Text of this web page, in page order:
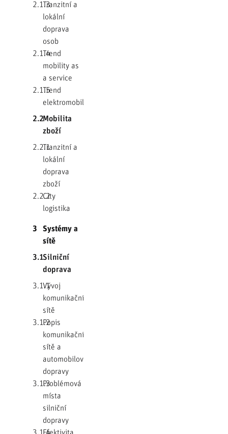
2.1.3Tranzitní a
lokální
doprava
osob
2.1.4Trend
mobility as
a service
2.1.5Trend
elektromobility
2.2Mobilita
zboží
2.2.1Tranzitní a
lokální
doprava
zboží
2.2.2
City
logistika
3
Systémy a
sítě
3.1Silniční
doprava
3.1.1Vývoj
komunikační
sítě
3.1.2Popis
komunikační
sítě a
automobilové
dopravy
3.1.3Problémová
místa
silniční
dopravy